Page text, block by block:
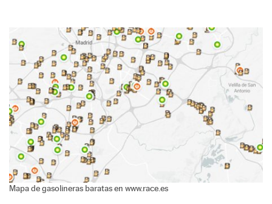
Mapa de gasolineras baratas en www.race.es